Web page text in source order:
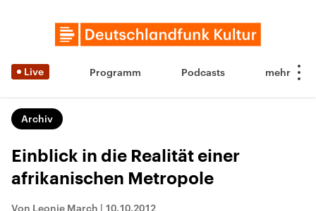
Live Programm Podcasts
Archiv
Einblick in die Realität einer
afrikanischen Metropole
Von Leonie March | 10.10.2012